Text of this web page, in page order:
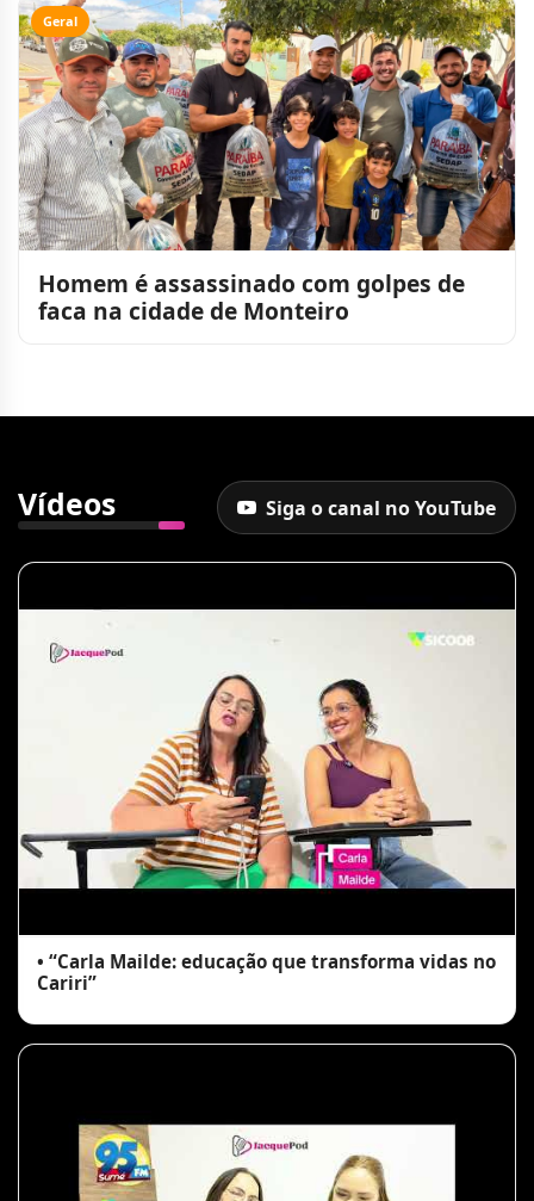
Geral
Homem é assassinado com golpes de
faca na cidade de Monteiro
Vídeos Siga o canal no YouTube
• “Carla Mailde: educação que transforma vidas no
Cariri”